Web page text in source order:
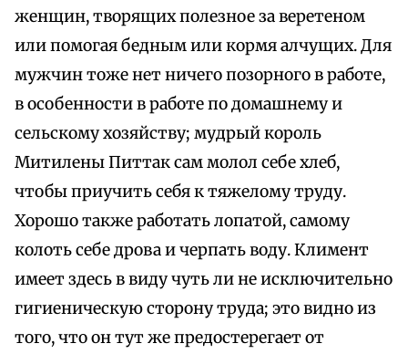
женщин, творящих полезное за веретеном
или помогая бедным или кормя алчущих. Для
мужчин тоже нет ничего позорного в работе,
в особенности в работе по домашнему и
сельскому хозяйству; мудрый король
Митилены Питтак сам молол себе хлеб,
чтобы приучить себя к тяжелому труду.
Хорошо также работать лопатой, самому
колоть себе дрова и черпать воду. Климент
имеет здесь в виду чуть ли не исключительно
гигиеническую сторону труда; это видно из
того, что он тут же предостерегает от